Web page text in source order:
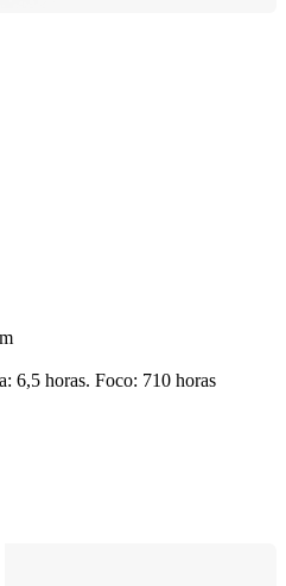
6,5 horas. Foco: 710 horas